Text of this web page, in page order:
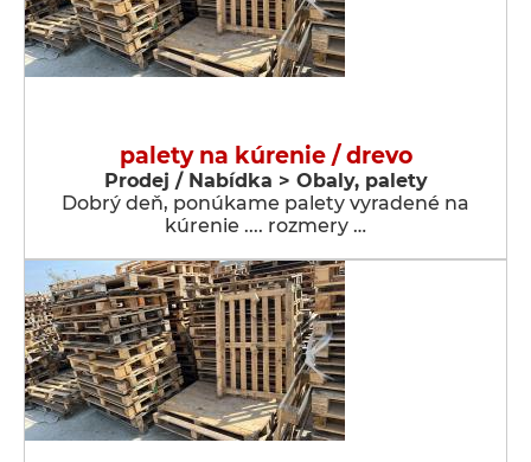
palety na kúrenie / drevo
Prodej / Nabídka > Obaly, palety
Dobrý deň, ponúkame palety vyradené na
kúrenie .... rozmery …